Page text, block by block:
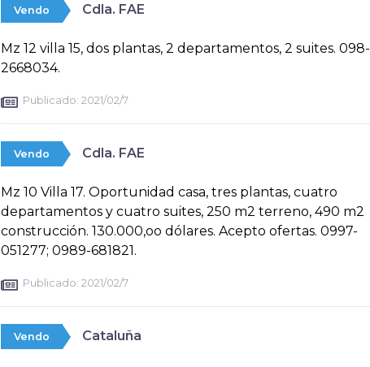
Vendo Cdla. FAE
Mz 12 villa 15, dos plantas, 2 departamentos, 2 suites. 098-
2668034.
Publicado: 2021/02/7
Vendo Cdla. FAE
Mz 10 Villa 17. Oportunidad casa, tres plantas, cuatro
departamentos y cuatro suites, 250 m2 terreno, 490 m2
construcción. 130.000,oo dólares. Acepto ofertas. 0997-
051277; 0989-681821.
Publicado: 2021/02/7
Vendo Cataluña